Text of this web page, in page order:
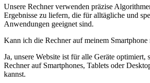
Unsere Rechner verwenden präzise
Ergebnisse zu liefern, die für alltägliche und
Anwendungen geeignet sind.
Kann ich die Rechner auf meinem Smartphone
Ja, unsere Website ist für alle Geräte optimiert,
Rechner auf Smartphones, Tablets oder
kannst.